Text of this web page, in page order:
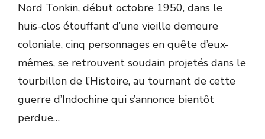
Nord Tonkin, début octobre 1950, dans le
huis-clos étouffant d’une vieille demeure
coloniale, cinq personnages en quête d’eux-
mêmes, se retrouvent soudain projetés dans le
tourbillon de l’Histoire, au tournant de cette
guerre d’Indochine qui s’annonce bientôt
perdue…